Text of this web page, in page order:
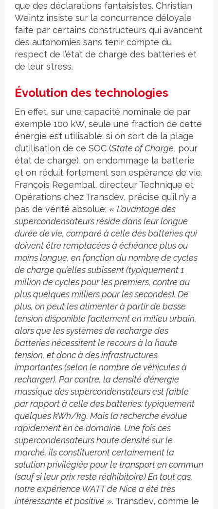
que des déclarations fantaisistes. Christian
Weintz insiste sur la concurrence déloyale
faite par certains constructeurs qui avancent
des autonomies sans tenir compte du
respect de l’état de charge des batteries et
de leur stress.
Évolution des technologies
En effet, sur une capacité nominale de par
exemple 100 kW, seule une fraction de cette
énergie est utilisable: si on sort de la plage
d’utilisation de ce SOC (State of Charge, pour
état de charge), on endommage la batterie
et on réduit fortement son espérance de vie.
François Regembal, directeur Technique et
Opérations chez Transdev, précise qu’il n’y a
pas de vérité absolue: « L’avantage des
supercondensateurs réside dans leur longue
durée de vie, comparé à celle des batteries qui
doivent être remplacées à échéance plus ou
moins longue, en fonction du nombre de cycles
de charge qu’elles subissent (typiquement 1
million de cycles pour les premiers, contre au
plus quelques milliers pour les secondes). De
plus, on peut les alimenter à partir de basse
tension disponible facilement en milieu urbain,
alors que les systèmes de recharge des
batteries nécessitent le recours à la haute
tension, et donc à des infrastructures
importantes (selon le nombre de véhicules à
recharger). Par contre, la densité d’énergie
massique des supercondensateurs est faible
par rapport à celle des batteries: typiquement
quelques kWh/kg. Mais la recherche évolue
rapidement en ce domaine. Une fois ces
supercondensateurs haute densité sur le
marché, ils constitueront certainement la
solution privilégiée pour le transport en commun
(sauf si leur prix reste rédhibitoire) En tout cas,
notre expérience WATT de Nice a été très
intéressante et positive ». Transdev, comme le